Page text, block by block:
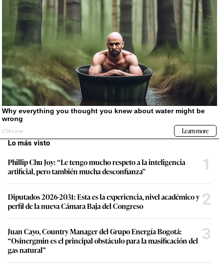
Lo más visto
Phillip Chu Joy: “Le tengo mucho respeto a la inteligencia
artificial, pero también mucha desconfianza”
1
Diputados 2026-2031: Esta es la experiencia, nivel académico y
perfil de la nueva Cámara Baja del Congreso
2
Juan Cayo, Country Manager del Grupo Energía Bogotá:
“Osinergmin es el principal obstáculo para la masificación del
gas natural”
3